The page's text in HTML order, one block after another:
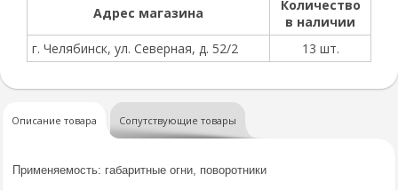
Адрес магазина
Количество
в наличии
г. Челябинск, ул. Северная, д. 52/2
13 шт.
Описание товара Сопутствующие товары
Применяемость: габаритные огни, поворотники